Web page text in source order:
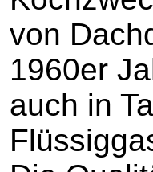
von
1960er
auch in